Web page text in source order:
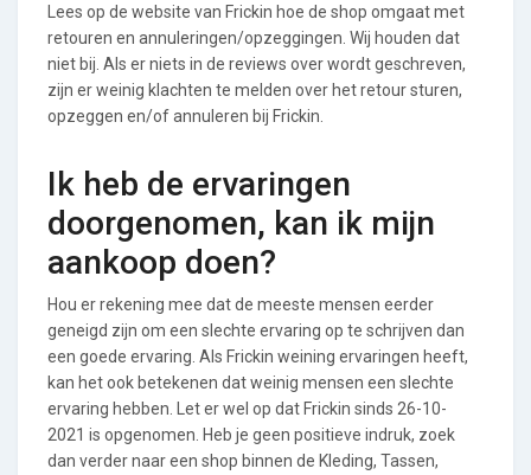
Lees op de website van Frickin hoe de shop omgaat met
retouren en annuleringen/opzeggingen. Wij houden dat
niet bij. Als er niets in de reviews over wordt geschreven,
zijn er weinig klachten te melden over het retour sturen,
opzeggen en/of annuleren bij Frickin.
Ik heb de ervaringen
doorgenomen, kan ik mijn
aankoop doen?
Hou er rekening mee dat de meeste mensen eerder
geneigd zijn om een slechte ervaring op te schrijven dan
een goede ervaring. Als Frickin weining ervaringen heeft,
kan het ook betekenen dat weinig mensen een slechte
ervaring hebben. Let er wel op dat Frickin sinds 26-10-
2021 is opgenomen. Heb je geen positieve indruk, zoek
dan verder naar een shop binnen de Kleding, Tassen,